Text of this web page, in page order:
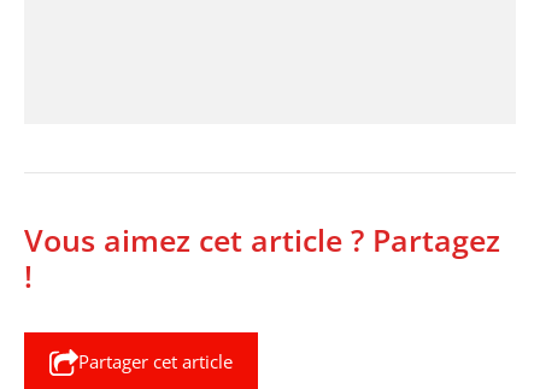
Vous aimez cet article ? Partagez
!
Partager cet article